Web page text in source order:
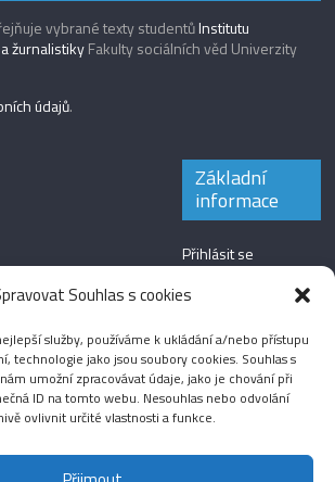
Souhlas s cookies
služby, používáme k ukládání a/nebo přístupu
technologie jako jsou soubory cookies. Souhlas s
umožní zpracovávat údaje, jako je chování při
ID na tomto webu. Nesouhlas nebo odvolání
ovlivnit určité vlastnosti a funkce.
vybrané texty studentůInstitutu
žurnalistikyFakulty sociálních věd Univerzity
údajů.
Základní
informace
Přihlásit se
Zdroj kanálů
Kanál komentářů
Česká lokalizace